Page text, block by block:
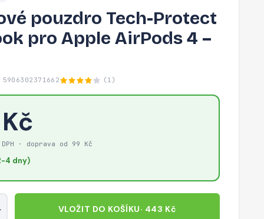
pouzdro Tech-Protect
pro Apple AirPods 4 –
(1)
· doprava od 99 Kč
4 dny)
VLOŽIT DO KOŠÍKU· 443 Kč